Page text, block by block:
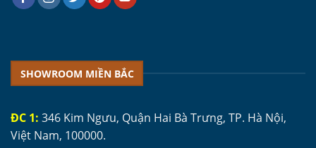
SHOWROOM MIỀN BẮC
ĐC 1: 346 Kim Ngưu, Quận Hai Bà Trưng, TP. Hà Nội,
Việt Nam, 100000.